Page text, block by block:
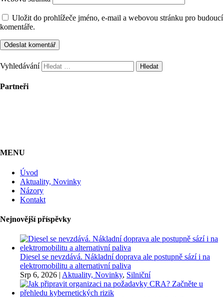
Uložit do prohlížeče jméno, e-mail a webovou stránku pro budoucí
komentáře.
Vyhledávání
Partneři
MENU
Úvod
Aktuality, Novinky
Názory
Kontakt
Nejnovější příspěvky
Diesel se nevzdává. Nákladní doprava ale postupně sází i na
elektromobilitu a alternativní paliva
Srp 6, 2026 | Aktuality, Novinky, Silniční